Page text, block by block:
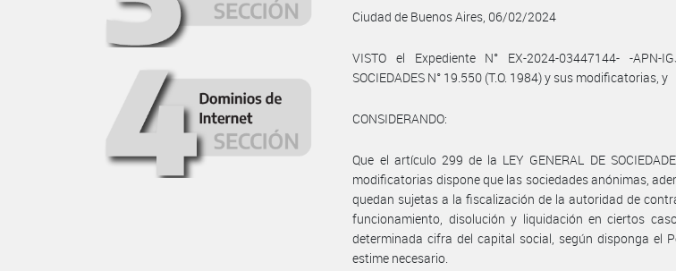
Ciudad de Buenos Aires, 06/02/2024
VISTO el Expediente N° EX-2024-03447144- -APN-
SOCIEDADES N° 19.550 (T.O. 1984) y sus modificatorias, y
CONSIDERANDO:
Que el artículo 299 de la LEY GENERAL DE
modificatorias dispone que las sociedades anónimas,
quedan sujetas a la fiscalización de la autoridad de
funcionamiento, disolución y liquidación en ciertos
determinada cifra del capital social, según disponga el
estime necesario.